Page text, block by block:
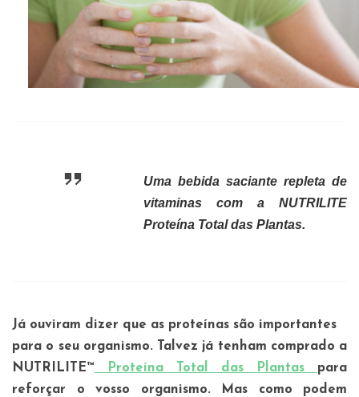
Uma bebida saciante repleta de
vitaminas com a NUTRILITE
Proteína Total das Plantas.
Já ouviram dizer que as proteínas são importantes
para o seu organismo. Talvez já tenham comprado a
NUTRILITE™ Proteína Total das Plantas para
reforçar o vosso organismo. Mas como podem